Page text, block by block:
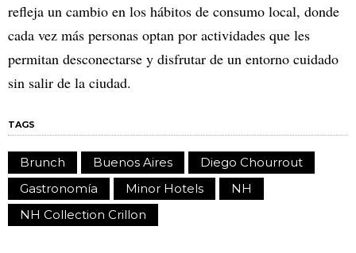
refleja un cambio en los hábitos de consumo local, donde
cada vez más personas optan por actividades que les
permitan desconectarse y disfrutar de un entorno cuidado
sin salir de la ciudad.
TAGS
Brunch Buenos Aires
Diego Chourrout
Gastronomía
Minor Hotels
NH
NH Collection Crillon